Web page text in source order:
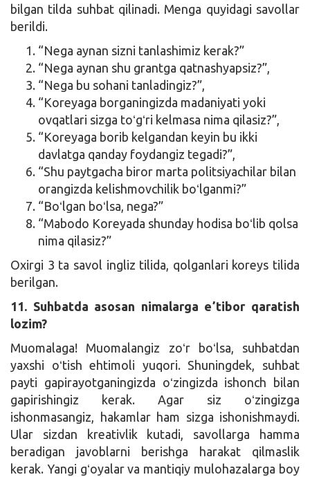
bilgan tilda suhbat qilinadi. Menga quyidagi savollar
berildi.
“Nega aynan sizni tanlashimiz kerak?”
“Nega aynan shu grantga qatnashyapsiz?”,
“Nega bu sohani tanladingiz?”,
“Koreyaga borganingizda madaniyati yoki
ovqatlari sizga toʻgʻri kelmasa nima qilasiz?”,
“Koreyaga borib kelgandan keyin bu ikki
davlatga qanday foydangiz tegadi?”,
“Shu paytgacha biror marta politsiyachilar bilan
orangizda kelishmovchilik boʻlganmi?”
“Boʻlgan boʻlsa, nega?”
“Mabodo Koreyada shunday hodisa boʻlib qolsa
nima qilasiz?”
Oxirgi 3 ta savol ingliz tilida, qolganlari koreys tilida
berilgan.
11. Suhbatda asosan nimalarga eʼtibor qaratish
lozim?
Muomalaga! Muomalangiz zoʻr boʻlsa, suhbatdan
yaxshi oʻtish ehtimoli yuqori. Shuningdek, suhbat
payti gapirayotganingizda oʻzingizda ishonch bilan
gapirishingiz kerak. Agar siz oʻzingizga
ishonmasangiz, hakamlar ham sizga ishonishmaydi.
Ular sizdan kreativlik kutadi, savollarga hamma
beradigan javoblarni berishga harakat qilmaslik
kerak. Yangi gʻoyalar va mantiqiy mulohazalarga boy